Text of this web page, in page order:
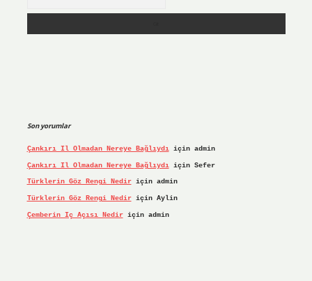
Son yorumlar
Çankırı Il Olmadan Nereye Bağlıydıiçin admin
Çankırı Il Olmadan Nereye Bağlıydıiçin Sefer
Türklerin Göz Rengi Nediriçin admin
Türklerin Göz Rengi Nediriçin Aylin
Çemberin Iç Açısı Nediriçin admin